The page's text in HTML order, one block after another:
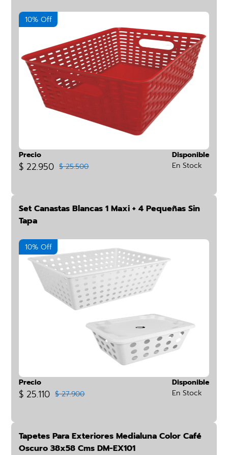
10% Off
Precio
$ 22.950 $ 25.500
Disponible
En Stock
Set Canastas Blancas 1 Maxi + 4 Pequeñas Sin
Tapa
10% Off
Precio
$ 25.110 $ 27.900
Disponible
En Stock
Tapetes Para Exteriores Medialuna Color Café
Oscuro 38x58 Cms DM-EX101